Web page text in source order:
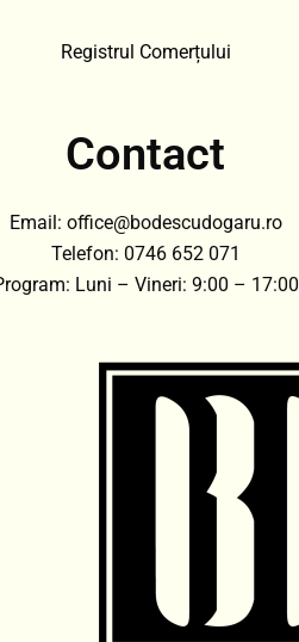
Registrul Comerțului
Contact
Email: office@bodescudogaru.ro
Telefon: 0746 652 071
Luni – Vineri: 9:00 – 17:00